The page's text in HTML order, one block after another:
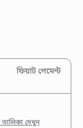
ফিয়াট পেমেন্ট
তালিকা দেখুন